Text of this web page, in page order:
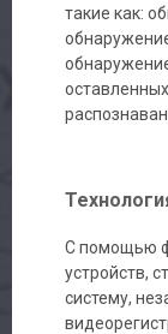
такие как:
C помощью
устройств,
систему,